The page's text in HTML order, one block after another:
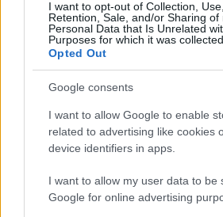
I want to opt-out of Collection, Use,
Retention, Sale, and/or Sharing of
Personal Data that Is Unrelated
Purposes for which it was collected.
Opted Out
Google consents
I want to allow Google to enable
related to advertising like cookies
device identifiers in apps.
I want to allow my user data to be
Google for online advertising
interessanti possono derivare
collaborazione.
Le start-up nel fintech offrono
bancari la possibilità di
tecnologiche del loro settore.
dei servizi bancari tanto che
ricerca ABI Lab Report 2021 –